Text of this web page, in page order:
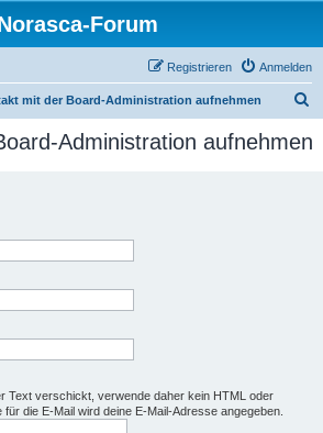
Forum
Anmelden
Registrieren
mit der Board-Administration aufnehmen
c
Administration aufnehmen
Text verschickt, verwende daher kein HTML oder
die E-Mail wird deine E-Mail-Adresse angegeben.